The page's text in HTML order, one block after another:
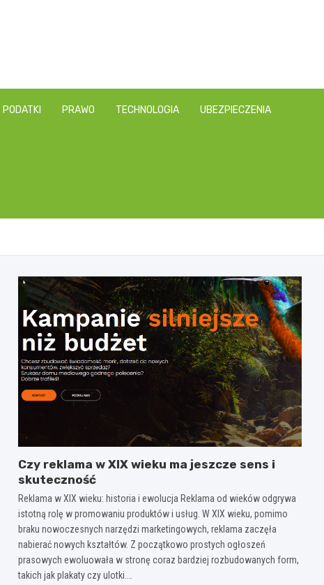
PODATKI PRAWO TECHNOLOGIA UBEZPIECZENIA
Czy reklama w XIX wieku ma jeszcze sens i
skuteczność
Reklama w XIX wieku: historia i ewolucja Reklama od wieków odgrywa
istotną rolę w promowaniu produktów i usług. W XIX wieku, pomimo
braku nowoczesnych narzędzi marketingowych, reklama zaczęła
nabierać nowych kształtów. Z początkowo prostych ogłoszeń
prasowych ewoluowała w stronę coraz bardziej rozbudowanych form,
takich jak plakaty czy ulotki.…